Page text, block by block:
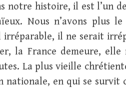
notre histoire, il est l’un
Nous n’avons plus
il ne serait
la France demeure,
La plus vieille
nationale, en qui se survit